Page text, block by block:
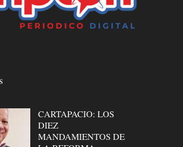
CARTAPACIO: LOS
DIEZ
MANDAMIENTOS DE